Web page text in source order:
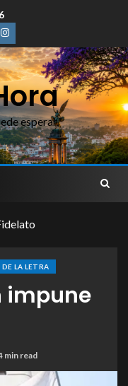
esperar
LA LETRA
impune
min read